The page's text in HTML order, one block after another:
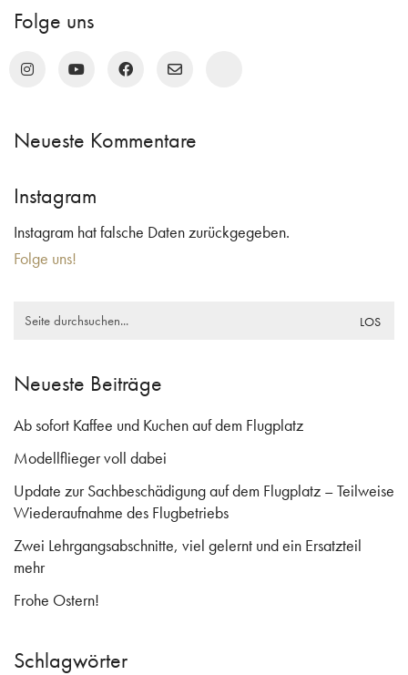
Folge uns
Neueste Kommentare
Instagram
Instagram hat falsche Daten zurückgegeben.
Folge uns!
Search
Neueste Beiträge
Ab sofort Kaffee und Kuchen auf dem Flugplatz
Modellflieger voll dabei
Update zur Sachbeschädigung auf dem Flugplatz – Teilweise
Wiederaufnahme des Flugbetriebs
Zwei Lehrgangsabschnitte, viel gelernt und ein Ersatzteil
mehr
Frohe Ostern!
Schlagwörter